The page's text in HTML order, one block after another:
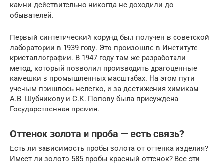
камни действительно никогда не доходили до
обывателей.
Первый синтетический корунд был получен в советской
лаборатории в 1939 году. Это произошло в Институте
кристаллографии. В 1947 году там же разработали
метод, который позволил производить драгоценные
камешки в промышленных масштабах. На этом пути
ученым пришлось нелегко, и за достижения химикам
А.В. Шубникову и С.К. Попову была присуждена
Государственная премия.
Оттенок золота и проба — есть связь?
Есть ли зависимость пробы золота от оттенка изделия?
Имеет ли золото 585 пробы красный оттенок? Все эти